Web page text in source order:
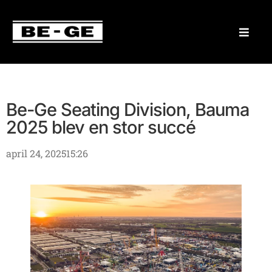
Be-Ge Seating Division, Bauma
2025 blev en stor succé
april 24, 202515:26